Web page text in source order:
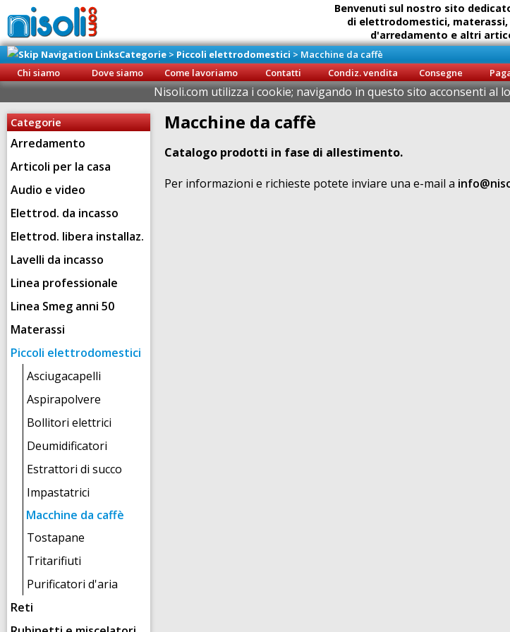
Benvenuti sul nostro sito
di elettrodomestici,
d'arredamento e altri
Ritiro diretto della merce
presso il ns. punto
Brignano Gera
Categorie > Piccoli elettrodomestici > Macchine da caffè
Chi siamo
Dove siamo Come lavoriamo Contatti Condiz. vendita Consegne
Nisoli.com utilizza i cookie; navigando in questo sito acconsenti al
Categorie
Arredamento
Articoli per la casa
Audio e video
Elettrod. da incasso
Elettrod. libera installaz.
Lavelli da incasso
Linea professionale
Linea Smeg anni 50
Materassi
Piccoli elettrodomestici
Asciugacapelli
Aspirapolvere
Bollitori elettrici
Deumidificatori
Estrattori di succo
Impastatrici
Macchine da caffè
Tostapane
Tritarifiuti
Purificatori d'aria
Reti
Macchine da caffè
Catalogo prodotti in fase di allestimento.
Per informazioni e richieste potete inviare una e-mail a